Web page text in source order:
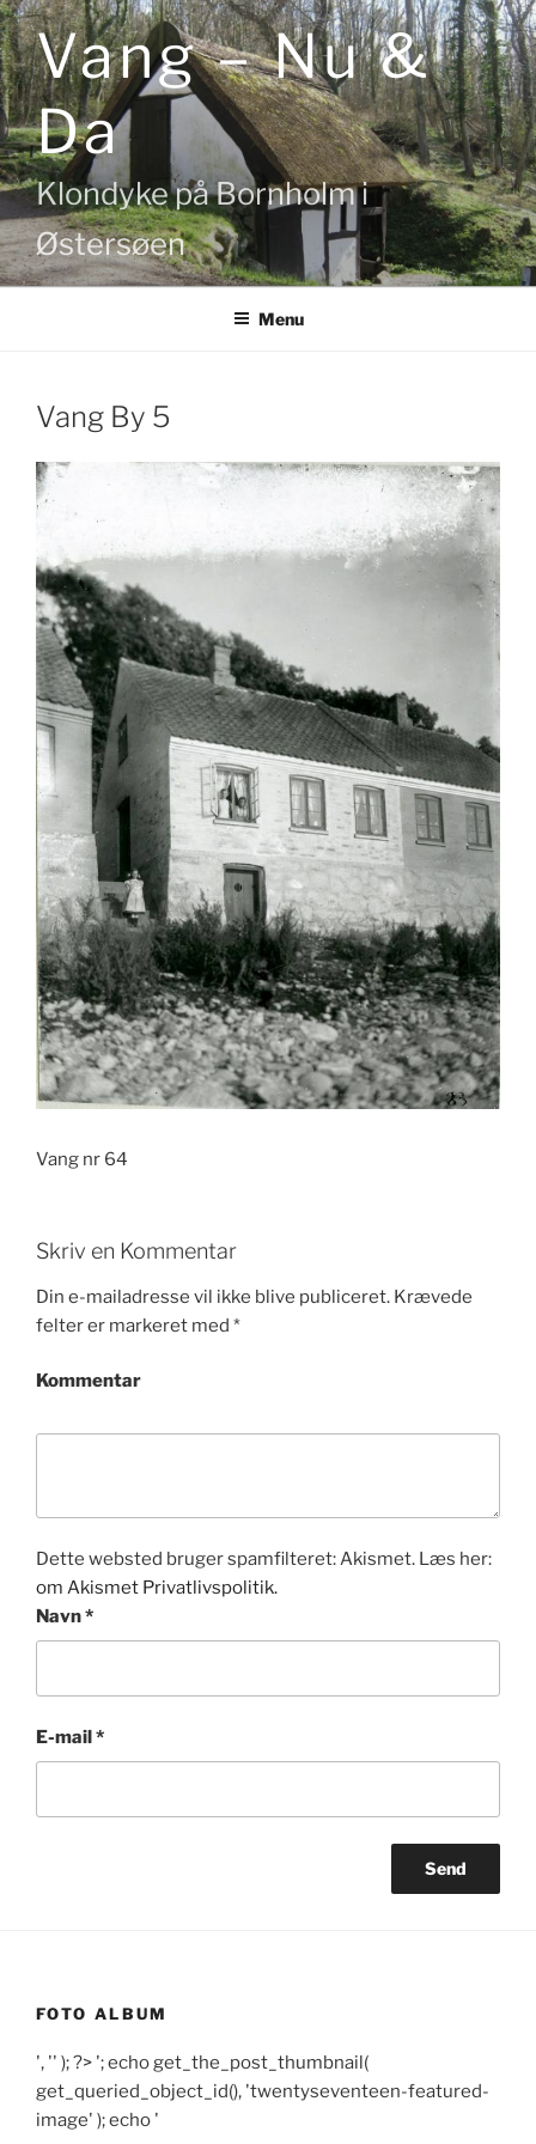
Videre
til
indholdVang – Nu &
Da
Klondyke på Bornholm i
Østersøen
Menu
Vang By 5
Vang nr 64
Skriv en Kommentar
Din e-mailadresse vil ikke blive publiceret. Krævede
felter er markeret med *
Kommentar
Dette websted bruger spamfilteret: Akismet. Læs her:
om Akismet Privatlivspolitik.
Navn*
E-mail*
FOTO ALBUM
', '' ); ?> '; echo get_the_post_thumbnail(
get_queried_object_id(), 'twentyseventeen-featured-
image' ); echo '